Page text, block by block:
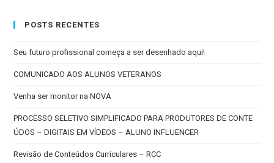
POSTS RECENTES
Seu futuro profissional começa a ser desenhado aqui!
COMUNICADO AOS ALUNOS VETERANOS
Venha ser monitor na NOVA
PROCESSO SELETIVO SIMPLIFICADO PARA PRODUTORES DE CONTE
ÚDOS – DIGITAIS EM VÍDEOS – ALUNO INFLUENCER
Revisão de Conteúdos Curriculares – RCC